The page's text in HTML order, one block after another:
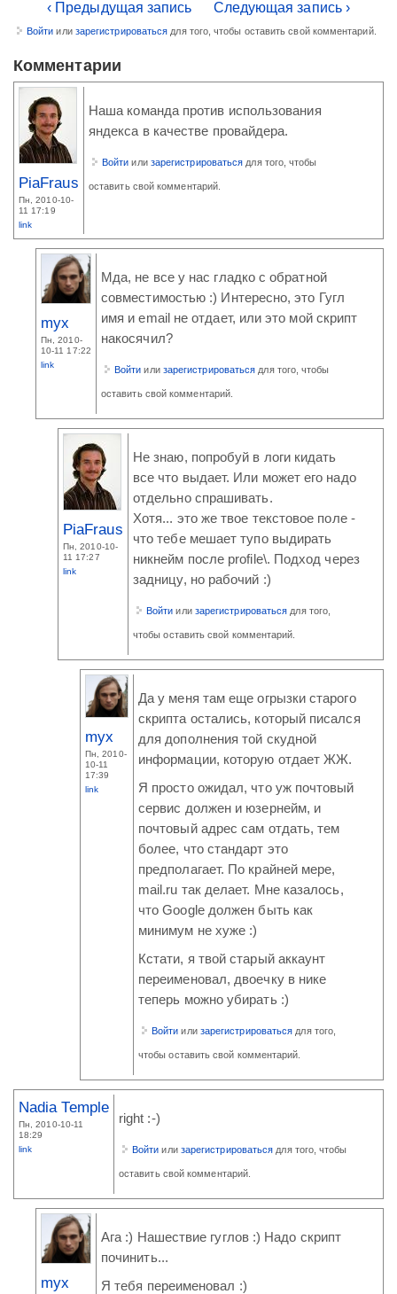
‹ Предыдущая запись
Следующая запись ›
Войти или зарегистрироваться для того, чтобы оставить свой комментарий.
Комментарии
PiaFraus
Пн, 2010-10-
11 17:19
link
Наша команда против использования
яндекса в качестве провайдера.
Войти или зарегистрироваться для того, чтобы
оставить свой комментарий.
myx
Пн, 2010-
10-11 17:22
link
Мда, не все у нас гладко с обратной
совместимостью :) Интересно, это Гугл
имя и email не отдает, или это мой скрипт
накосячил?
Войти или зарегистрироваться для того, чтобы
оставить свой комментарий.
PiaFraus
Пн, 2010-10-
11 17:27
link
Не знаю, попробуй в логи кидать
все что выдает. Или может его надо
отдельно спрашивать.
Хотя... это же твое текстовое поле -
что тебе мешает тупо выдирать
никнейм после profile\. Подход через
задницу, но рабочий :)
Войти или зарегистрироваться для того,
чтобы оставить свой комментарий.
myx
Пн, 2010-
10-11
17:39
link
Да у меня там еще огрызки старого
скрипта остались, который писался
для дополнения той скудной
информации, которую отдает ЖЖ.
Я просто ожидал, что уж почтовый
сервис должен и юзернейм, и
почтовый адрес сам отдать, тем
более, что стандарт это
предполагает. По крайней мере,
mail.ru так делает. Мне казалось,
что Google должен быть как
минимум не хуже :)
Кстати, я твой старый аккаунт
переименовал, двоечку в нике
теперь можно убирать :)
Войти или зарегистрироваться для того,
чтобы оставить свой комментарий.
Nadia Temple
Пн, 2010-10-11
18:29
link
right :-)
Войти или зарегистрироваться для того, чтобы
оставить свой комментарий.
myx
Ага :) Нашествие гуглов :) Надо скрипт
починить...
Я тебя переименовал :)